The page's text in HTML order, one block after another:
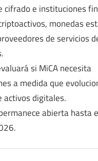
cifrado e instituciones
monedas
de servicios
si MiCA necesita
a medida que
activos digitales.
abierta hasta